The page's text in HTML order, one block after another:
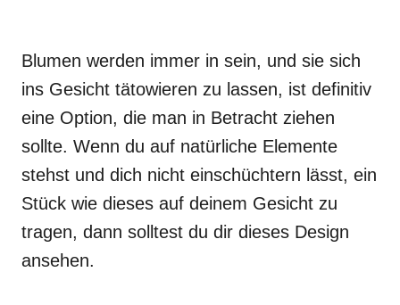
Blumen werden immer in sein, und sie sich
ins Gesicht tätowieren zu lassen, ist definitiv
eine Option, die man in Betracht ziehen
sollte. Wenn du auf natürliche Elemente
stehst und dich nicht einschüchtern lässt, ein
Stück wie dieses auf deinem Gesicht zu
tragen, dann solltest du dir dieses Design
ansehen.